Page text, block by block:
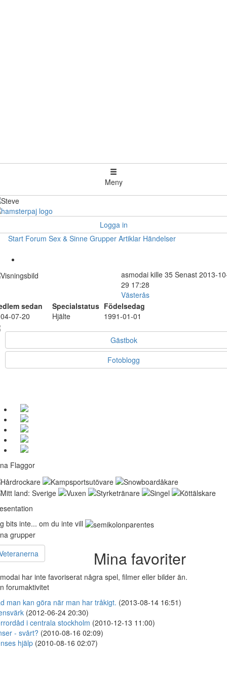
Meny
Logga in
Start Forum Sex & Sinne Grupper Artiklar Händelser
asmodai kille 35 Senast 2013-
29 17:28
Västerås
sedan
Specialstatus Födelsedag
07-20
Hjälte 1991-01-01
Gästbok
Fotoblogg
Flaggor
bits inte... om du inte vill
grupper
Mina favoriter
har inte favoriserat några spel, filmer eller bilder än.
forumaktivitet
man kan göra när man har tråkigt. (2013-08-14 16:51)
(2012-06-24 20:30)
i centrala stockholm (2010-12-13 11:00)
- svårt? (2010-08-16 02:09)
hjälp (2010-08-16 02:07)